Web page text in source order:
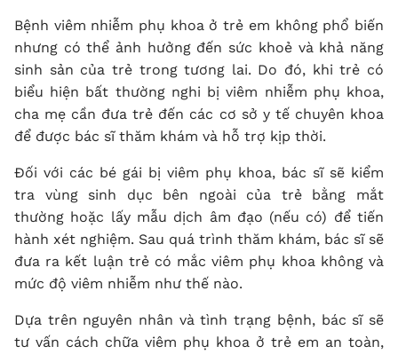
Bệnh viêm nhiễm phụ khoa ở trẻ em không phổ biến
nhưng có thể ảnh hưởng đến sức khoẻ và khả năng
sinh sản của trẻ trong tương lai. Do đó, khi trẻ có
biểu hiện bất thường nghi bị viêm nhiễm phụ khoa,
cha mẹ cần đưa trẻ đến các cơ sở y tế chuyên khoa
để được bác sĩ thăm khám và hỗ trợ kịp thời.
Đối với các bé gái bị viêm phụ khoa, bác sĩ sẽ kiểm
tra vùng sinh dục bên ngoài của trẻ bằng mắt
thường hoặc lấy mẫu dịch âm đạo (nếu có) để tiến
hành xét nghiệm. Sau quá trình thăm khám, bác sĩ sẽ
đưa ra kết luận trẻ có mắc viêm phụ khoa không và
mức độ viêm nhiễm như thế nào.
Dựa trên nguyên nhân và tình trạng bệnh, bác sĩ sẽ
tư vấn cách chữa viêm phụ khoa ở trẻ em an toàn,